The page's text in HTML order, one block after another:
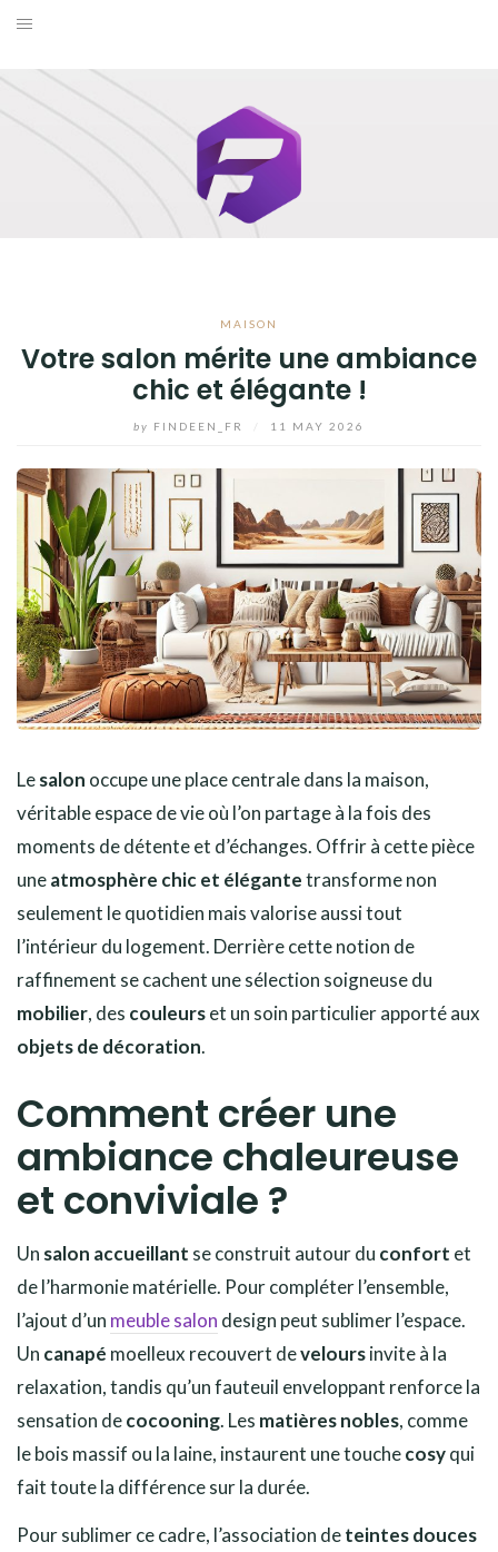
Skip
content
MAISON
Votre salon mérite une ambiance
chic et élégante !
by FINDEEN_FR 11 MAY 2026
Lesalon occupe une place centrale dans la maison,
véritable espace de vie où l’on partage à la fois des
moments de détente et d’échanges. Offrir à cette pièce
uneatmosphère chic et élégantetransforme non
seulement le quotidien mais valorise aussi tout
l’intérieur du logement. Derrière cette notion de
raffinement se cachent une sélection soigneuse du
mobilier, des couleurset un soin particulier apporté aux
objets de décoration.
Comment créer une
ambiance chaleureuse
et conviviale ?
Un salon accueillant se construit autour du confort et
de l’harmonie matérielle. Pour compléter l’ensemble,
l’ajout d’un meuble salon design peut sublimer l’espace.
Un canapé moelleux recouvert develoursinvite à la
relaxation, tandis qu’un fauteuil enveloppant renforce la
sensation decocooning. Les matières nobles, comme
le bois massif ou la laine, instaurent une touchecosyqui
fait toute la différence sur la durée.
Pour sublimer ce cadre, l’association deteintes douces